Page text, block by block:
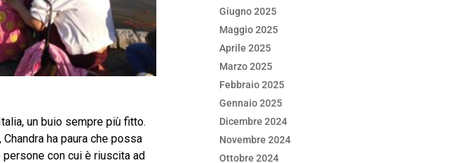
un buio sempre più fitto.
ha paura che possa
con cui è riuscita ad
Giugno 2025
Maggio 2025
Aprile 2025
Marzo 2025
Febbraio 2025
Gennaio 2025
Dicembre 2024
Novembre 2024
Ottobre 2024